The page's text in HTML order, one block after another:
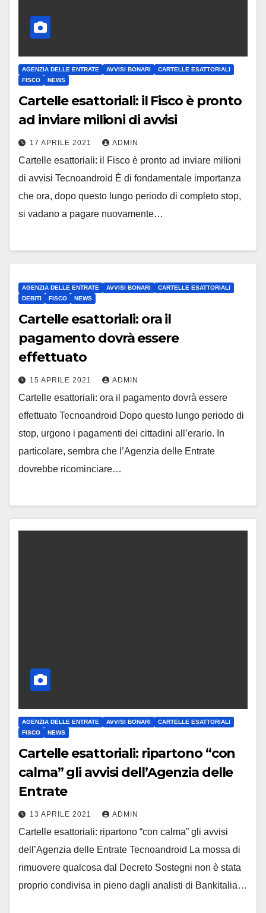
AGENZIA DELLE ENTRATE AVVISI BONARI
CARTELLE ESATTORIALI
FISCO
NEWS
Cartelle esattoriali: il Fisco è pronto
ad inviare milioni di avvisi
17 APRILE 2021 ADMIN
Cartelle esattoriali: il Fisco è pronto ad inviare milioni
di avvisi Tecnoandroid È di fondamentale importanza
che ora, dopo questo lungo periodo di completo stop,
si vadano a pagare nuovamente…
AGENZIA DELLE ENTRATE AVVISI BONARI
CARTELLE ESATTORIALI
DEBITI
FISCO NEWS
Cartelle esattoriali: ora il
pagamento dovrà essere
effettuato
15 APRILE 2021 ADMIN
Cartelle esattoriali: ora il pagamento dovrà essere
effettuato Tecnoandroid Dopo questo lungo periodo di
stop, urgono i pagamenti dei cittadini all’erario. In
particolare, sembra che l’Agenzia delle Entrate
dovrebbe ricominciare…
AGENZIA DELLE ENTRATE AVVISI BONARI
CARTELLE ESATTORIALI
FISCO
NEWS
Cartelle esattoriali: ripartono “con
calma” gli avvisi dell’Agenzia delle
Entrate
13 APRILE 2021 ADMIN
Cartelle esattoriali: ripartono “con calma” gli avvisi
dell’Agenzia delle Entrate Tecnoandroid La mossa di
rimuovere qualcosa dal Decreto Sostegni non è stata
proprio condivisa in pieno dagli analisti di Bankitalia…